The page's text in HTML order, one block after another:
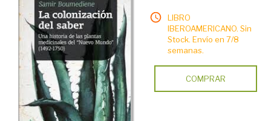
LIBRO
IBEROAMERICANO. Sin
Stock. Envío en 7/8
semanas.
COMPRAR